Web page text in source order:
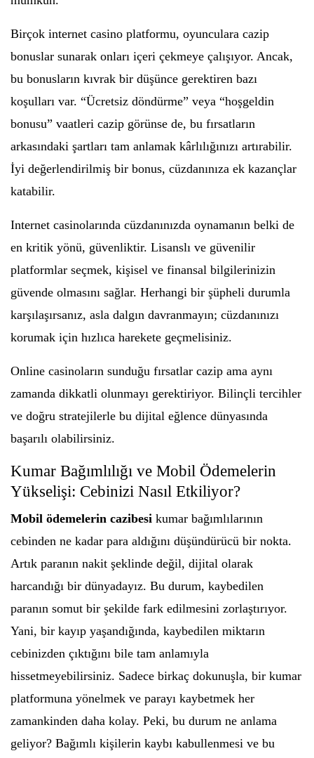
Birçok internet casino platformu, oyunculara cazip
bonuslar sunarak onları içeri çekmeye çalışıyor. Ancak,
bu bonusların kıvrak bir düşünce gerektiren bazı
koşulları var. “Ücretsiz döndürme” veya “hoşgeldin
bonusu” vaatleri cazip görünse de, bu fırsatların
arkasındaki şartları tam anlamak kârlılığınızı artırabilir.
İyi değerlendirilmiş bir bonus, cüzdanınıza ek kazançlar
katabilir.
Internet casinolarında cüzdanınızda oynamanın belki de
en kritik yönü, güvenliktir. Lisanslı ve güvenilir
platformlar seçmek, kişisel ve finansal bilgilerinizin
güvende olmasını sağlar. Herhangi bir şüpheli durumla
karşılaşırsanız, asla dalgın davranmayın; cüzdanınızı
korumak için hızlıca harekete geçmelisiniz.
Online casinoların sunduğu fırsatlar cazip ama aynı
zamanda dikkatli olunmayı gerektiriyor. Bilinçli tercihler
ve doğru stratejilerle bu dijital eğlence dünyasında
başarılı olabilirsiniz.
Kumar Bağımlılığı ve Mobil Ödemelerin
Yükselişi: Cebinizi Nasıl Etkiliyor?
Mobil ödemelerin cazibesi kumar bağımlılarının
cebinden ne kadar para aldığını düşündürücü bir nokta.
Artık paranın nakit şeklinde değil, dijital olarak
harcandığı bir dünyadayız. Bu durum, kaybedilen
paranın somut bir şekilde fark edilmesini zorlaştırıyor.
Yani, bir kayıp yaşandığında, kaybedilen miktarın
cebinizden çıktığını bile tam anlamıyla
hissetmeyebilirsiniz. Sadece birkaç dokunuşla, bir kumar
platformuna yönelmek ve parayı kaybetmek her
zamankinden daha kolay. Peki, bu durum ne anlama
geliyor? Bağımlı kişilerin kaybı kabullenmesi ve bu